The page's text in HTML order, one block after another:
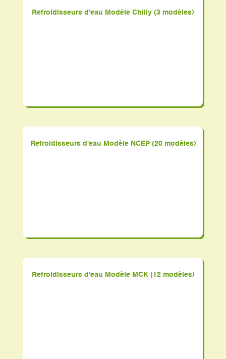
Refroidisseurs d'eau Modèle Chilly (3 modèles)
Refroidisseurs d'eau Modèle NCEP (20 modèles)
Refroidisseurs d'eau Modèle MCK (12 modèles)